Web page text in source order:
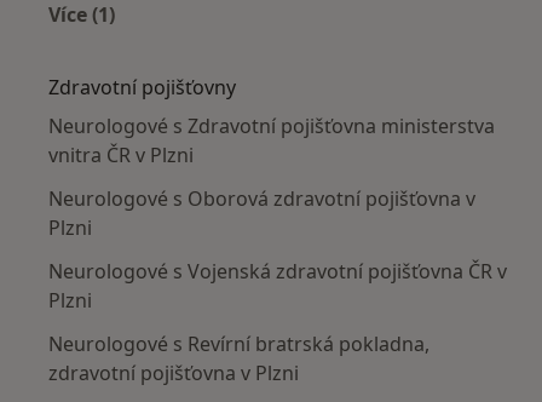
Více (1)
Zdravotní pojišťovny
Neurologové s Zdravotní pojišťovna ministerstva
vnitra ČR v Plzni
Neurologové s Oborová zdravotní pojišťovna v
Plzni
Neurologové s Vojenská zdravotní pojišťovna ČR v
Plzni
Neurologové s Revírní bratrská pokladna,
zdravotní pojišťovna v Plzni